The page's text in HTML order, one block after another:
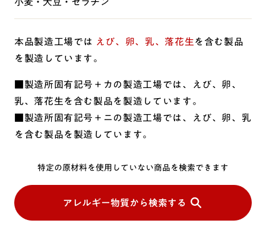
本品製造工場では えび、卵、乳、落花生を含む製品
を製造しています。
■製造所固有記号＋カの製造工場では、えび、卵、
乳、落花生を含む製品を製造しています。
■製造所固有記号＋ニの製造工場では、えび、卵、乳
を含む製品を製造しています。
特定の原材料を使用していない商品を検索できます
アレルギー物質から検索する